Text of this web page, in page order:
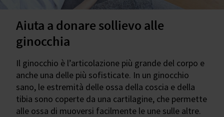
Aiuta a donare sollievo alle
ginocchia
Il ginocchio è l’articolazione più grande del corpo e
anche una delle più sofisticate. In un ginocchio
sano, le estremità delle ossa della coscia e della
tibia sono coperte da una cartilagine, che permette
alle ossa di muoversi facilmente le une sulle altre.